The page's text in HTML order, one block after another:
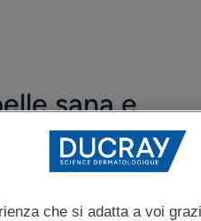
sana e
si compone
microrganismi
:
che si adatta a voi